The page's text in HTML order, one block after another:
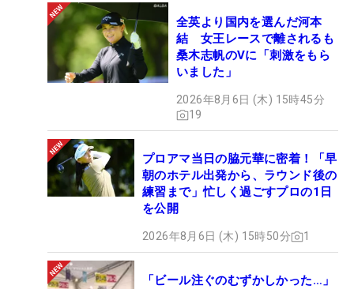
全英より国内を選んだ河本
結 女王レースで離されるも
桑木志帆のVに「刺激をもら
いました」
2026年8月6日 (木) 15時45分
19
プロアマ当日の脇元華に密着！「早
朝のホテル出発から、ラウンド後の
練習まで」忙しく過ごすプロの1日
を公開
2026年8月6日 (木) 15時50分 1
「ビール注ぐのむずかしかった…」